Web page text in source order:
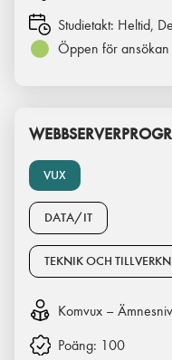
Studietakt: Heltid,
Öppen för ansökan
VUX
DATA/IT
TEKNIK OCH
Komvux –
Poäng: 100